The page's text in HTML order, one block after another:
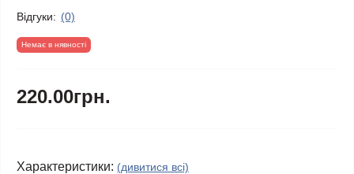
Відгуки: (0)
Немає в нявності
220.00грн.
Характеристики: (дивитися всі)